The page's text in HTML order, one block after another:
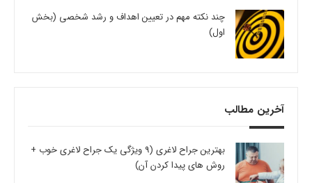
چند نکته مهم در تعیین اهداف و رشد شخصی (بخش
اول)
آخرین مطالب
بهترین جراح لاغری (9 ویژگی یک جراح لاغری خوب +
روش های پیدا کردن آن)